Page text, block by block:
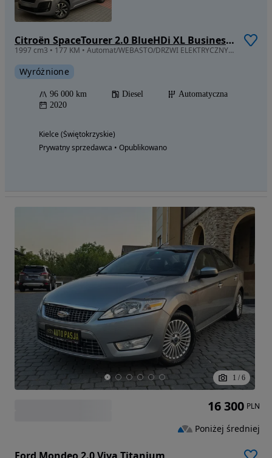
Citroën SpaceTourer 2.0 BlueHDi XL Business Lounge
1997 cm3 • 177 KM • Automat/WEBASTO/DRZWI ELEKTRYCZNY/Head-Up/Salon Polska/Mały Przebieg/
Wyróżnione
96 000 km Diesel
Automatyczna
2020
Kielce (Świętokrzyskie)
Prywatny sprzedawca • Opublikowano
1 / 6
16 300 PLN
Poniżej średniej